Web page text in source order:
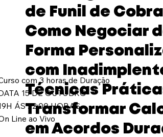
de Funil de
Como Negociar
Forma
com
Técnicas
Transformar
em Acordos
com 3 horas de Duração
15 DE OUTUBRO
ÁS 22:00 HORAS
Line ao Vivo